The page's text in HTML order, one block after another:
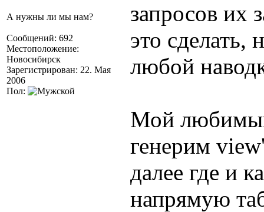
А нужны ли мы нам?
Сообщений: 692
Местоположение:
Новосибирск
Зарегистрирован: 22. Мая
2006
Пол:
запросов их
это сделать,
любой
Мой
генерим
далее где и
напрямую